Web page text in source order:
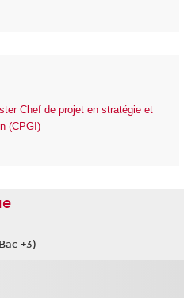
Chef de projet en stratégie et
(CPGI)
+3)